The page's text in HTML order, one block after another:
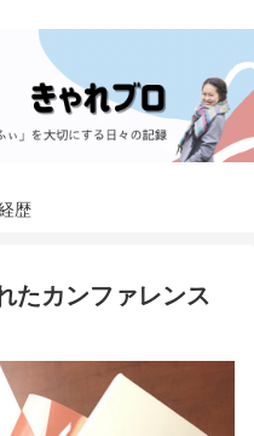
歴
たカンファレンス